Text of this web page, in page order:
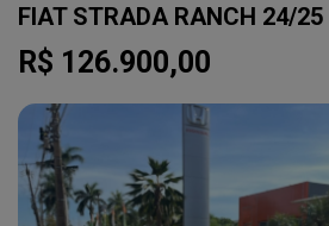
FIAT STRADA RANCH 24/25
R$ 126.900,00